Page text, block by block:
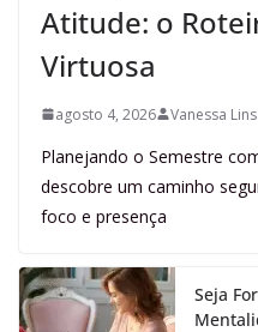
Atitude: o
Virtuosa
agosto 4, 2026 Vanessa Lins
Planejando o Semestre
descobre um caminho
foco e presença
Seja